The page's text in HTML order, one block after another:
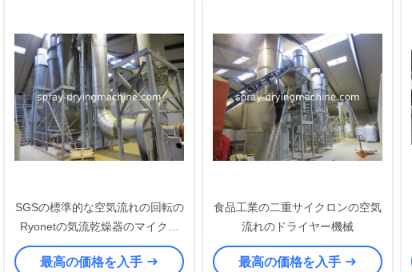
SGSの標準的な空気流れの回転の
Ryonetの気流乾燥器のマイクロ
否定的な圧力操作
最高の価格を入手
食品工業の二重サイクロンの空気
流れのドライヤー機械
最高の価格を入手